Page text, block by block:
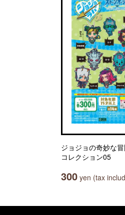
ジョジョの奇妙な
コレクション05
300 yen (tax